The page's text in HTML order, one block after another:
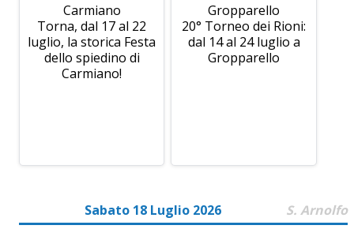
Carmiano
Torna, dal 17 al 22
luglio, la storica Festa
dello spiedino di
Carmiano!
Gropparello
20° Torneo dei Rioni:
dal 14 al 24 luglio a
Gropparello
Sabato 18 Luglio 2026 S. Arnolfo